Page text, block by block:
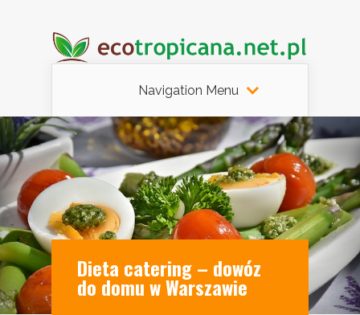
Navigation Menu
Dieta catering – dowóz
do domu w Warszawie